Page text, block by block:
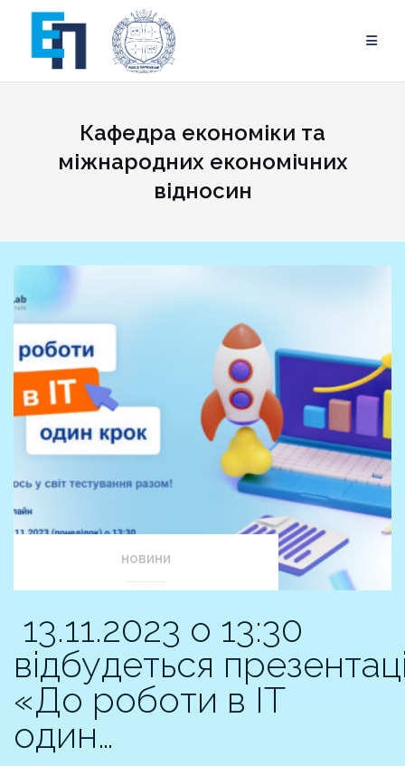
content
Кафедра економіки та
міжнародних економічних
відносин
НОВИНИ
13.11.2023 о 13:30
відбудеться
«До роботи в ІТ
один…